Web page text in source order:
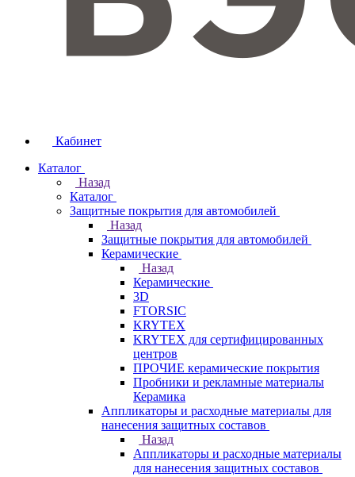
Кабинет
Каталог
Назад
Каталог
Защитные покрытия для автомобилей
Назад
Защитные покрытия для автомобилей
Керамические
Назад
Керамические
3D
FTORSIC
KRYTEX
KRYTEX для сертифицированных
центров
ПРОЧИЕ керамические покрытия
Пробники и рекламные материалы
Керамика
Аппликаторы и расходные материалы для
нанесения защитных составов
Назад
Аппликаторы и расходные материалы
для нанесения защитных составов